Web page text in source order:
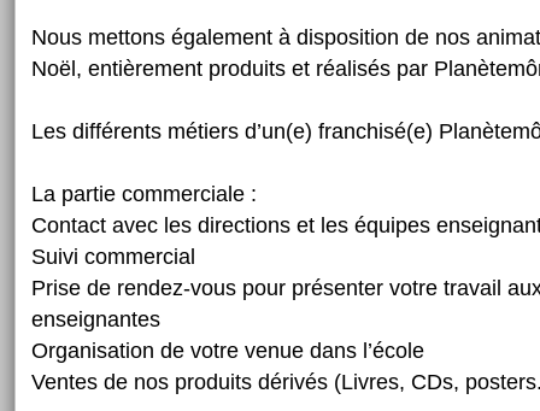
Nous mettons également à disposition de nos
Noël, entièrement produits et réalisés par
Les différents métiers d’un(e) franchisé(e)
La partie commerciale :
Contact avec les directions et les équipes
Suivi commercial
Prise de rendez-vous pour présenter votre travail
enseignantes
Organisation de votre venue dans l’école
Ventes de nos produits dérivés (Livres, CDs,